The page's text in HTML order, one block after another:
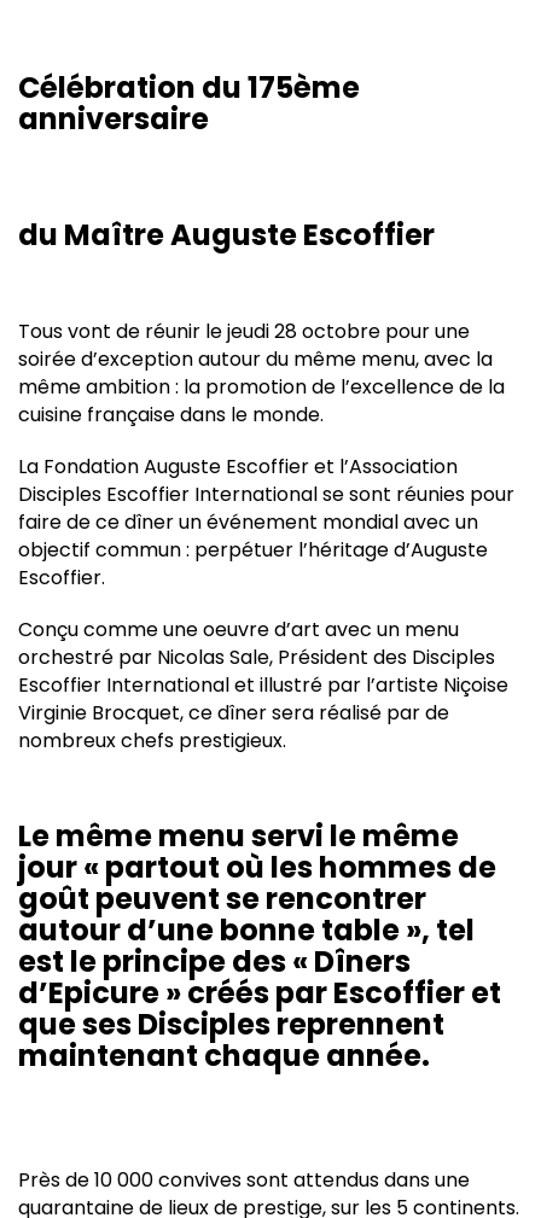
Célébration du 175ème
anniversaire
du Maître Auguste Escoffier
Tous vont de réunir le jeudi 28 octobre pour une
soirée d’exception autour du même menu, avec la
même ambition : la promotion de l’excellence de la
cuisine française dans le monde.
La Fondation Auguste Escoffieret l’Association
Disciples Escoffier Internationalse sont réunies pour
faire de ce dîner un événement mondial avec un
objectif commun : perpétuer l’héritage d’Auguste
Escoffier.
Conçu comme une oeuvre d’art avec un menu
orchestré par Nicolas Sale, Président des Disciples
Escoffier International et illustré par l’artiste Niçoise
Virginie Brocquet, ce dîner sera réalisé par de
nombreux chefs prestigieux.
Le même menu servi le même
jour « partout où les hommes de
goût peuvent se rencontrer
autour d’une bonne table », tel
est le principe des « Dîners
d’Epicure » créés par Escoffier et
que ses Disciples reprennent
maintenant chaque année.
Près de 10 000 convivessont attendus dans une
quarantaine de lieux de prestige, sur les 5 continents.